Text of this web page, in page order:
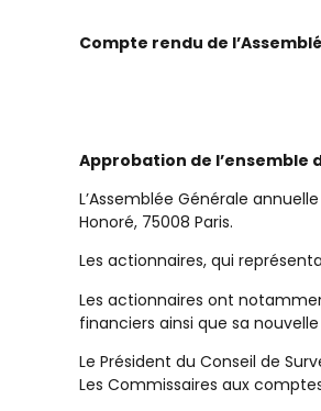
Compte rendu de
Approbation de l’ensemble
L’Assemblée Générale
Honoré, 75008 Paris.
Les actionnaires, qui
Les actionnaires ont
financiers ainsi que sa
Le Président du Conseil de
Les Commissaires aux